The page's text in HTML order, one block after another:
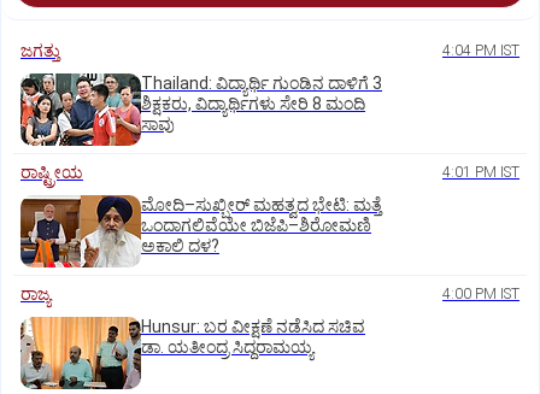
ಜಗತ್ತು 4:04 PM IST
Thailand: ವಿದ್ಯಾರ್ಥಿ ಗುಂಡಿನ ದಾಳಿಗೆ 3
ಶಿಕ್ಷಕರು, ವಿದ್ಯಾರ್ಥಿಗಳು ಸೇರಿ 8 ಮಂದಿ
ಸಾವು
ರಾಷ್ಟ್ರೀಯ 4:01 PM IST
ಮೋದಿ–ಸುಖ್ಬೀರ್ ಮಹತ್ವದ ಭೇಟಿ: ಮತ್ತೆ
ಒಂದಾಗಲಿವೆಯೇ ಬಿಜೆಪಿ–ಶಿರೋಮಣಿ
ಅಕಾಲಿ ದಳ?
ರಾಜ್ಯ 4:00 PM IST
Hunsur: ಬರ ವೀಕ್ಷಣೆ ನಡೆಸಿದ ಸಚಿವ
ಡಾ. ಯತೀಂದ್ರ ಸಿದ್ದರಾಮಯ್ಯ